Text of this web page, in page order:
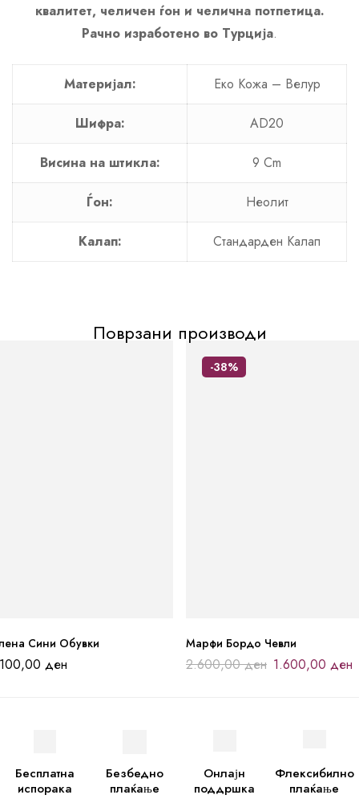
квалитет, челичен ѓон и челична потпетица.
Рачно изработено во Турција.
Материјал: Еко Кожа – Велур
Шифра: AD20
Висина на штикла: 9 Cm
Ѓон: Неолит
Калап: Стандарден Калап
Поврзани производи
Сини Обувки
ден
-38%
Марфи Бордо Чевли
2.600,00ден 1.600,00 ден
Бесплатна
испорака
Безбедно
плаќање
Онлајн
поддршка
Флексибилно
плаќање